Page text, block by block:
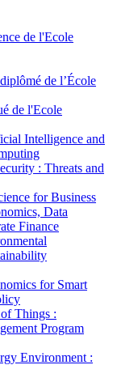
de l'Ecole
de l’École
de l'Ecole
Intelligence and
: Threats and
for Business
Data
Finance
for Smart
Things :
Program
Environment :